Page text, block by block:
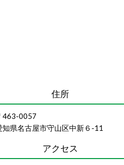
住所
463-0057
知県名古屋市守山区中新６-11
アクセス